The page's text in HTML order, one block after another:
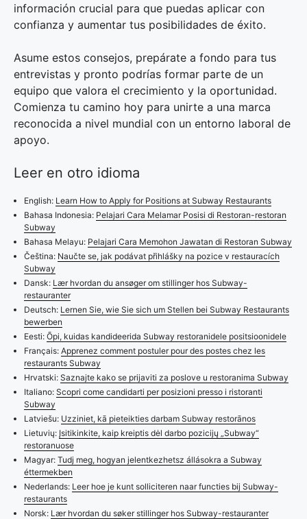
información crucial para que puedas aplicar con
confianza y aumentar tus posibilidades de éxito.
Asume estos consejos, prepárate a fondo para tus
entrevistas y pronto podrías formar parte de un
equipo que valora el crecimiento y la oportunidad.
Comienza tu camino hoy para unirte a una marca
reconocida a nivel mundial con un entorno laboral de
apoyo.
Leer en otro idioma
English: Learn How to Apply for Positions at Subway Restaurants
Bahasa Indonesia: Pelajari Cara Melamar Posisi di Restoran-restoran
Subway
Bahasa Melayu: Pelajari Cara Memohon Jawatan di Restoran Subway
Čeština: Naučte se, jak podávat přihlášky na pozice v restauracích
Subway
Dansk: Lær hvordan du ansøger om stillinger hos Subway-
restauranter
Deutsch: Lernen Sie, wie Sie sich um Stellen bei Subway Restaurants
bewerben
Eesti: Õpi, kuidas kandideerida Subway restoranidele positsioonidele
Français: Apprenez comment postuler pour des postes chez les
restaurants Subway
Hrvatski: Saznajte kako se prijaviti za poslove u restoranima Subway
Italiano: Scopri come candidarti per posizioni presso i ristoranti
Subway
Latviešu: Uzziniet, kā pieteikties darbam Subway restorānos
Lietuvių: Įsitikinkite, kaip kreiptis dėl darbo pozicijų „Subway“
restoranuose
Magyar: Tudj meg, hogyan jelentkezhetsz állásokra a Subway
éttermekben
Nederlands: Leer hoe je kunt solliciteren naar functies bij Subway-
restaurants
Norsk: Lær hvordan du søker stillinger hos Subway-restauranter